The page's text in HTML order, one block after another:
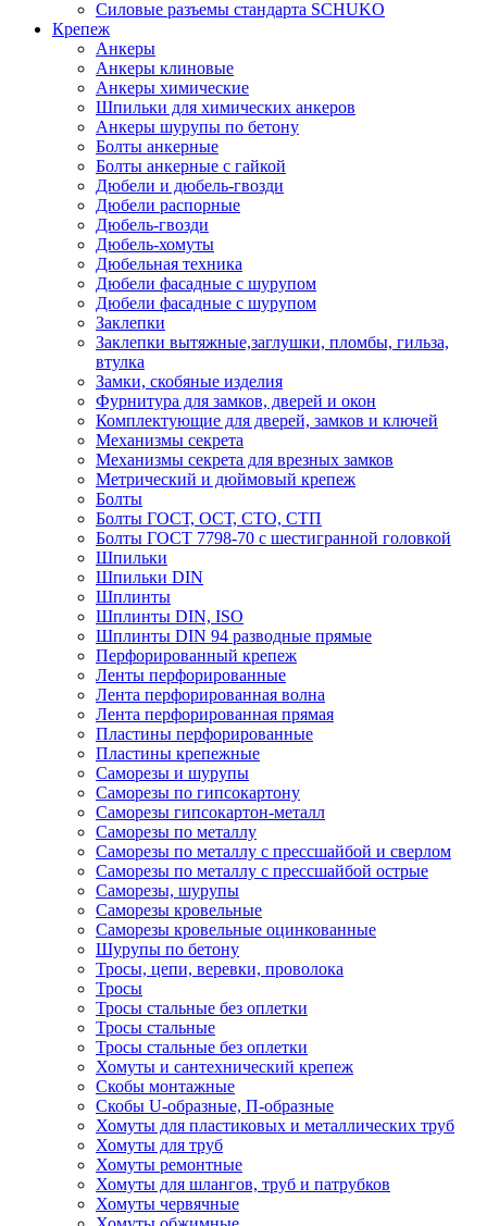
Силовые разъемы стандарта SCHUKO
Крепеж
Анкеры
Анкеры клиновые
Анкеры химические
Шпильки для химических анкеров
Анкеры шурупы по бетону
Болты анкерные
Болты анкерные с гайкой
Дюбели и дюбель-гвозди
Дюбели распорные
Дюбель-гвозди
Дюбель-хомуты
Дюбельная техника
Дюбели фасадные с шурупом
Дюбели фасадные с шурупом
Заклепки
Заклепки вытяжные,заглушки, пломбы, гильза,
втулка
Замки, скобяные изделия
Фурнитура для замков, дверей и окон
Комплектующие для дверей, замков и ключей
Механизмы секрета
Механизмы секрета для врезных замков
Метрический и дюймовый крепеж
Болты
Болты ГОСТ, ОСТ, СТО, СТП
Болты ГОСТ 7798-70 с шестигранной головкой
Шпильки
Шпильки DIN
Шплинты
Шплинты DIN, ISO
Шплинты DIN 94 разводные прямые
Перфорированный крепеж
Ленты перфорированные
Лента перфорированная волна
Лента перфорированная прямая
Пластины перфорированные
Пластины крепежные
Саморезы и шурупы
Саморезы по гипсокартону
Саморезы гипсокартон-металл
Саморезы по металлу
Саморезы по металлу с прессшайбой и сверлом
Саморезы по металлу с прессшайбой острые
Саморезы, шурупы
Саморезы кровельные
Саморезы кровельные оцинкованные
Шурупы по бетону
Тросы, цепи, веревки, проволока
Тросы
Тросы стальные без оплетки
Тросы стальные
Тросы стальные без оплетки
Хомуты и сантехнический крепеж
Скобы монтажные
Скобы U-образные, П-образные
Хомуты для пластиковых и металлических труб
Хомуты для труб
Хомуты ремонтные
Хомуты для шлангов, труб и патрубков
Хомуты червячные